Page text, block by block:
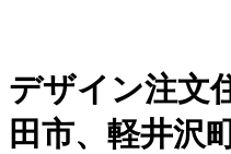
デザイン注文
田市、軽井沢